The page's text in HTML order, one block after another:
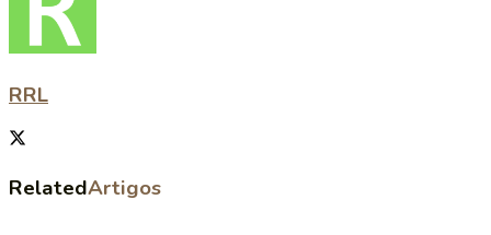
RRL
RelatedArtigos